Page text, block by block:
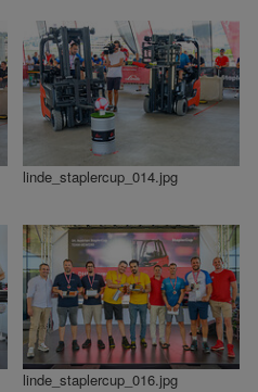
linde_staplercup_014.jpg
linde_staplercup_016.jpg